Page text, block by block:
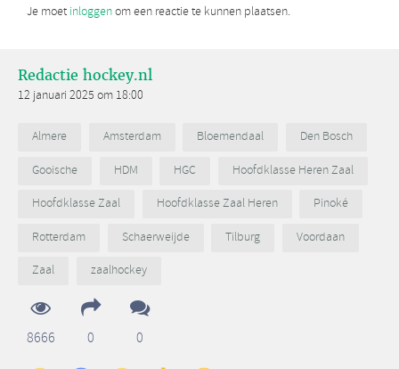
Je moet inloggenom een reactie te kunnen plaatsen.
Redactie hockey.nl
12 januari 2025 om 18:00
Almere Amsterdam Bloemendaal
Den Bosch
Gooische
HDM HGC
Hoofdklasse Heren Zaal
Hoofdklasse Zaal
Hoofdklasse Zaal Heren
Pinoké
Rotterdam
Schaerweijde Tilburg
Voordaan
Zaal
zaalhockey
8666 0 0